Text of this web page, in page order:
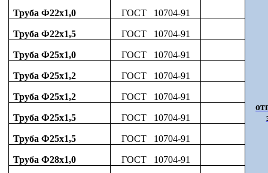
Труба Ф22х1,0 ГОСТ 10704-91
Труба Ф22х1,5 ГОСТ 10704-91
Труба Ф25х1,0 ГОСТ 10704-91
Труба Ф25х1,2 ГОСТ 10704-91
Труба Ф25х1,2 ГОСТ 10704-91
Труба Ф25х1,5 ГОСТ 10704-91
Труба Ф25х1,5 ГОСТ 10704-91
Труба Ф28х1,0 ГОСТ 10704-91